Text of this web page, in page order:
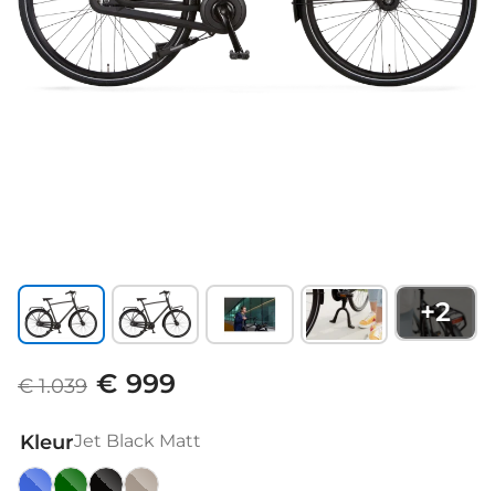
+2
€ 1.039 € 999
KleurJet Black Matt